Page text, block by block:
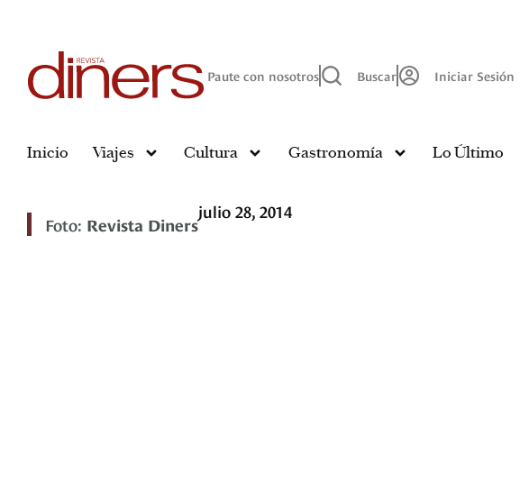
Paute con nosotros Buscar Iniciar Sesión
Inicio Viajes Cultura Gastronomía Lo Último
Foto: Revista Diners
julio 28, 2014